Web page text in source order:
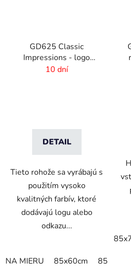
GD625 Classic
Impressions - logo
rohož s HD potlačou - 6
10 dní
DETAIL
Tieto rohože sa vyrábajú s
použitím vysoko
kvalitných farbív, ktoré
dodávajú logu alebo
odkazu...
NA MIERU 85x60cm 85x75cm